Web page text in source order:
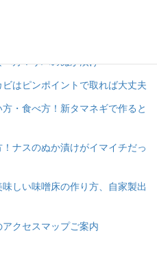
方！サバのぬか漬け
はピンポイントで取れば大丈夫
・食べ方！新タマネギで作ると
ナスのぬか漬けがイマイチだっ
しい味噌床の作り方、自家製出
クセスマップご案内